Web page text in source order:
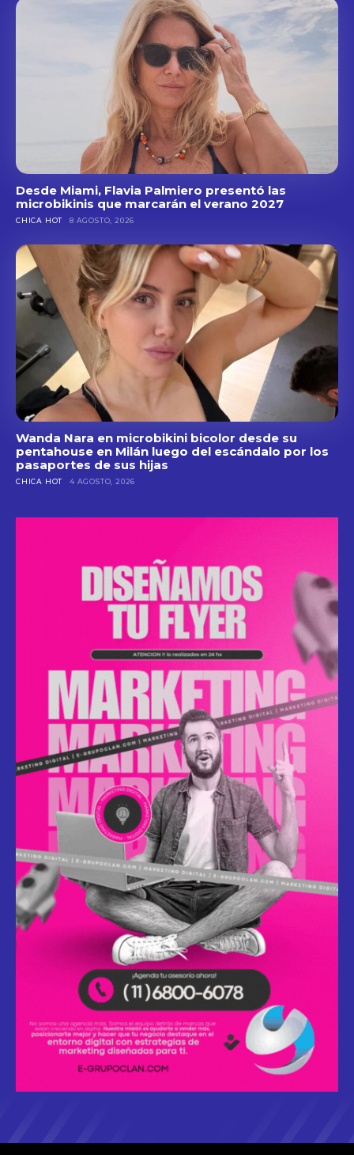
Desde Miami, Flavia Palmiero presentó las
microbikinis que marcarán el verano 2027
CHICA HOT 8 AGOSTO, 2026
Wanda Nara en microbikini bicolor desde su
pentahouse en Milán luego del escándalo por los
pasaportes de sus hijas
CHICA HOT 4 AGOSTO, 2026